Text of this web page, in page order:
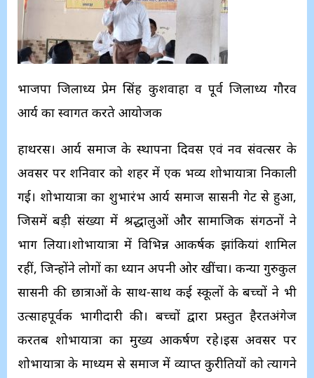
भाजपा जिलाध्यक्ष प्रेम सिंह कुशवाहा व पूर्व जिलाध्यक्ष गौरव
आर्य का स्वागत करते आयोजक
हाथरस। आर्य समाज के स्थापना दिवस एवं नव संवत्सर के
अवसर पर शनिवार को शहर में एक भव्य शोभायात्रा निकाली
गई। शोभायात्रा का शुभारंभ आर्य समाज सासनी गेट से हुआ,
जिसमें बड़ी संख्या में श्रद्धालुओं और सामाजिक संगठनों ने
भाग लिया।शोभायात्रा में विभिन्न आकर्षक झांकियां शामिल
रहीं, जिन्होंने लोगों का ध्यान अपनी ओर खींचा। कन्या गुरुकुल
सासनी की छात्राओं के साथ-साथ कई स्कूलों के बच्चों ने भी
उत्साहपूर्वक भागीदारी की। बच्चों द्वारा प्रस्तुत हैरतअंगेज
करतब शोभायात्रा का मुख्य आकर्षण रहे।इस अवसर पर
शोभायात्रा के माध्यम से समाज में व्याप्त कुरीतियों को त्यागने